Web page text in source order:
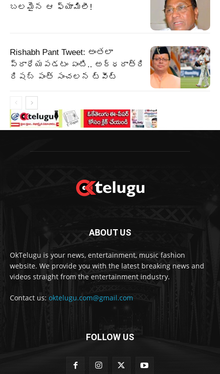
బలమైన ఆ ఫ్యామిలీ!
Rishabh Pant Tweet: అంతలా
ప్రాధేయపడటం ఏంటి.. అర్ధరాత్రి
రిషబ్ పంత్ సంచలన ట్వీట్
ABOUT US
OkTelugu is your news, entertainment, music fashion
website. We provide you with the latest breaking news and
videos straight from the entertainment industry.
Contact us: oktelugu.com@gmail.com
FOLLOW US